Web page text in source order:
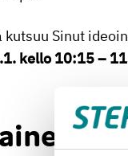
kutsuu Sinut
kello 10:15 –
pe